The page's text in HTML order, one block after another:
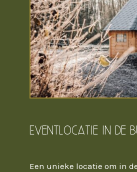
Eventlocatie in de
Een unieke locatie om in